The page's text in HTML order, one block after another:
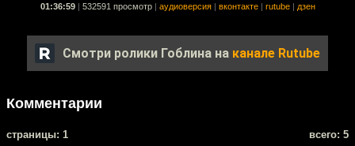
01:36:59 532591 просмотр аудиоверсия вконтакте rutube дзен
Смотри ролики Гоблина на канале Rutube
Комментарии
cтраницы: 1 всего: 5